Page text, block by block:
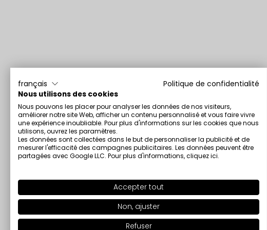
français
Politique de confidentialité
Nous utilisons des cookies
Nous pouvons les placer pour analyser les données de nos visiteurs,
améliorer notre site Web, afficher un contenu personnalisé et vous faire vivre
une expérience inoubliable. Pour plus d'informations sur les cookies que nous
utilisons, ouvrez les paramètres.
Les données sont collectées dans le but de personnaliser la publicité et de
mesurer l'efficacité des campagnes publicitaires. Les données peuvent être
partagées avec Google LLC. Pour plus d'informations,cliquez ici.
Accepter tout
Non, ajuster
Refuser